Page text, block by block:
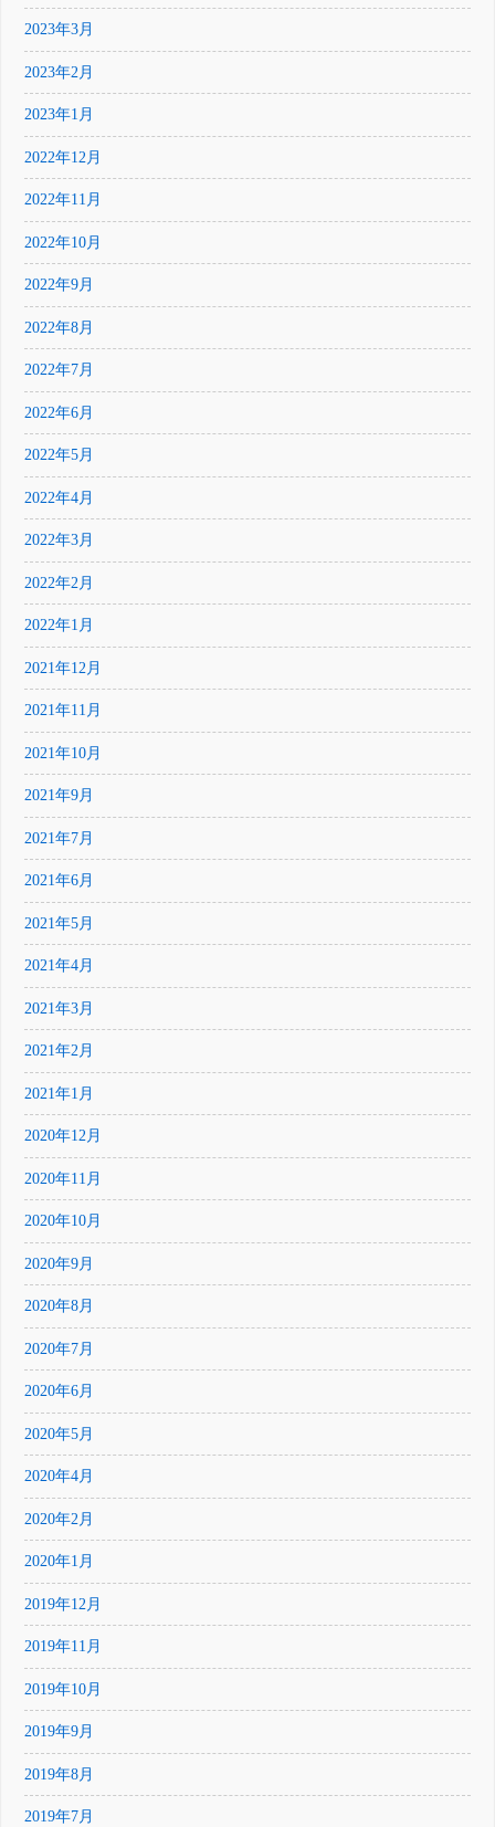
2023年3月
2023年2月
2023年1月
2022年12月
2022年11月
2022年10月
2022年9月
2022年8月
2022年7月
2022年6月
2022年5月
2022年4月
2022年3月
2022年2月
2022年1月
2021年12月
2021年11月
2021年10月
2021年9月
2021年7月
2021年6月
2021年5月
2021年4月
2021年3月
2021年2月
2021年1月
2020年12月
2020年11月
2020年10月
2020年9月
2020年8月
2020年7月
2020年6月
2020年5月
2020年4月
2020年2月
2020年1月
2019年12月
2019年11月
2019年10月
2019年9月
2019年8月
2019年7月